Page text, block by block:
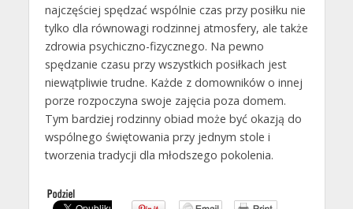
najczęściej spędzać wspólnie czas przy posiłku nie
tylko dla równowagi rodzinnej atmosfery, ale także
zdrowia psychiczno-fizycznego. Na pewno
spędzanie czasu przy wszystkich posiłkach jest
niewątpliwie trudne. Każde z domowników o innej
porze rozpoczyna swoje zajęcia poza domem.
Tym bardziej rodzinny obiad może być okazją do
wspólnego świętowania przy jednym stole i
tworzenia tradycji dla młodszego pokolenia.